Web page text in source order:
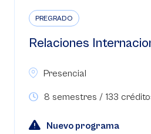
PREGRADO
Relaciones
Presencial
8 semestres / 133
Nuevo programa